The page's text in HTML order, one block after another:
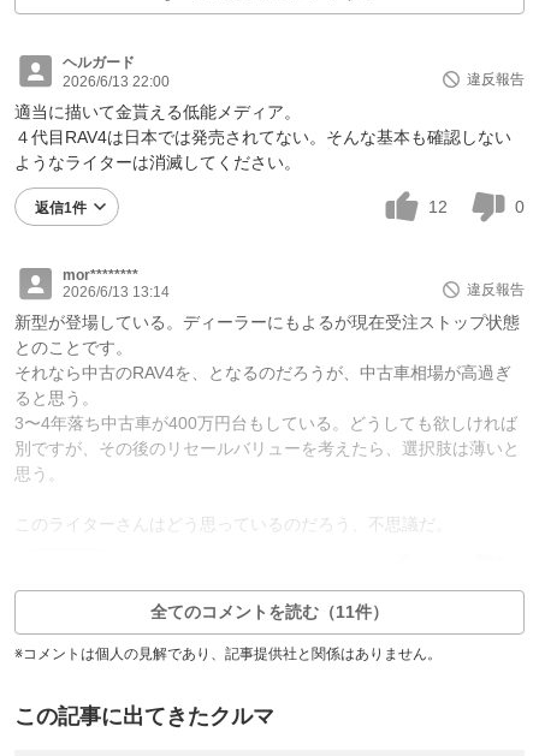
ヘルガード
2026/6/13 22:00
違反報告
適当に描いて金貰える低能メディア。
４代目RAV4は日本では発売されてない。そんな基本も確認しない
ようなライターは消滅してください。
返信1件 12 0
mor********
2026/6/13 13:14
違反報告
新型が登場している。ディーラーにもよるが現在受注ストップ状態
とのことです。
それなら中古のRAV4を、となるのだろうが、中古車相場が高過ぎ
ると思う。
3〜4年落ち中古車が400万円台もしている。どうしても欲しければ
別ですが、その後のリセールバリューを考えたら、選択肢は薄いと
思う。
このライターさんはどう思っているのだろう、不思議だ。
全てのコメントを読む（11件）
※コメントは個人の見解であり、記事提供社と関係はありません。
この記事に出てきたクルマ